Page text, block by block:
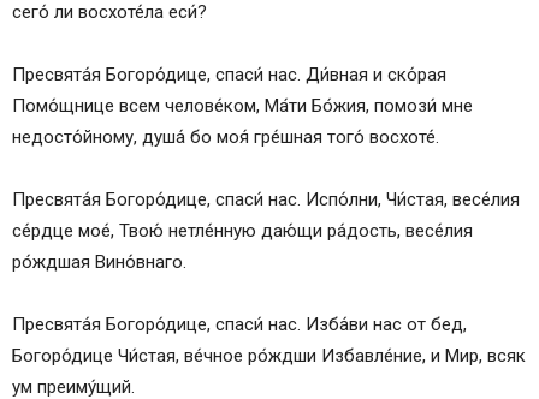
сего́ ли восхоте́ла еси́?
Пресвята́я Богоро́дице, спаси́ нас. Ди́вная и ско́рая
Помо́щнице всем челове́ком, Ма́ти Бо́жия, помози́ мне
недосто́йному, душа́ бо моя́ гре́шная того́ восхоте́.
Пресвята́я Богоро́дице, спаси́ нас. Испо́лни, Чи́стая, весе́лия
се́рдце мое́, Твою́ нетле́нную даю́щи ра́дость, весе́лия
ро́ждшая Вино́внаго.
Пресвята́я Богоро́дице, спаси́ нас. Изба́ви нас от бед,
Богоро́дице Чи́стая, ве́чное ро́ждши Избавле́ние, и Мир, всяк
ум преиму́щий.